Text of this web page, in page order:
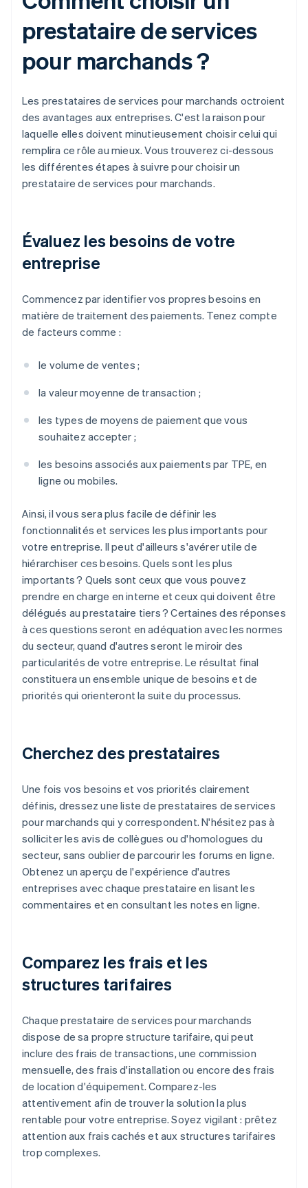
prestataire de services
pour marchands ?
Les prestataires de services pour marchands octroient
des avantages aux entreprises. C'est la raison pour
laquelle elles doivent minutieusement choisir celui qui
remplira ce rôle au mieux. Vous trouverez ci-dessous
les différentes étapes à suivre pour choisir un
prestataire de services pour marchands.
Évaluez les besoins de votre
entreprise
Commencez par identifier vos propres besoins en
matière de traitement des paiements. Tenez compte
de facteurs comme :
le volume de ventes ;
la valeur moyenne de transaction ;
les types de moyens de paiement que vous
souhaitez accepter ;
les besoins associés aux paiements par TPE, en
ligne ou mobiles.
Ainsi, il vous sera plus facile de définir les
fonctionnalités et services les plus importants pour
votre entreprise. Il peut d'ailleurs s'avérer utile de
hiérarchiser ces besoins. Quels sont les plus
importants ? Quels sont ceux que vous pouvez
prendre en charge en interne et ceux qui doivent être
délégués au prestataire tiers ? Certaines des réponses
à ces questions seront en adéquation avec les normes
du secteur, quand d'autres seront le miroir des
particularités de votre entreprise. Le résultat final
constituera un ensemble unique de besoins et de
priorités qui orienteront la suite du processus.
Cherchez des prestataires
Une fois vos besoins et vos priorités clairement
définis, dressez une liste de prestataires de services
pour marchands qui y correspondent. N'hésitez pas à
solliciter les avis de collègues ou d'homologues du
secteur, sans oublier de parcourir les forums en ligne.
Obtenez un aperçu de l'expérience d'autres
entreprises avec chaque prestataire en lisant les
commentaires et en consultant les notes en ligne.
Comparez les frais et les
structures tarifaires
Chaque prestataire de services pour marchands
dispose de sa propre structure tarifaire, qui peut
inclure des frais de transactions, une commission
mensuelle, des frais d'installation ou encore des frais
de location d'équipement. Comparez-les
attentivement afin de trouver la solution la plus
rentable pour votre entreprise. Soyez vigilant : prêtez
attention aux frais cachés et aux structures tarifaires
trop complexes.